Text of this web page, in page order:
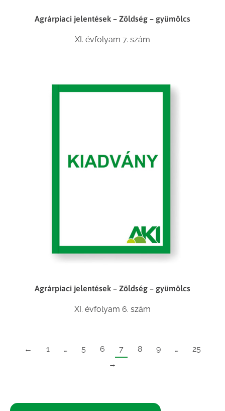
Agrárpiaci jelentések – Zöldség – gyümölcs
XI. évfolyam 7. szám
Agrárpiaci jelentések – Zöldség – gyümölcs
XI. évfolyam 6. szám
← 1 … 5 6 7 8 9 …
25
→